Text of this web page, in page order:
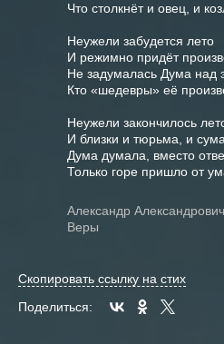
Что столкнёт и овец, и
Неужели забудется лето
И режимно придёт
Не задумалась Дума над
Кто «шедевры» её
Неужели закончилось
И близки и тюрьма, и
Дума думала, вместо
Александр
Веры
Скопировать ссылку на стих
Поделиться: